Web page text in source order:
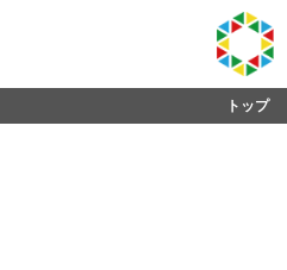
トップ